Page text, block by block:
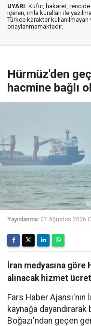
UYARI: Küfür, hakaret,
içeren, imla kuralları ile
Türkçe karakter
onaylanmamaktadır.
Hürmüz'den
hacmine bağlı
Yayınlanma: 07 Ağustos 2026
İran medyasına göre
alınacak hizmet
Fars Haber Ajansı'nın
kaynağa
Boğazı'ndan geçen